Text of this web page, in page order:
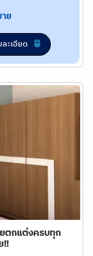
ย
ะเอียด
ยตกแต่งครบทุก
!!